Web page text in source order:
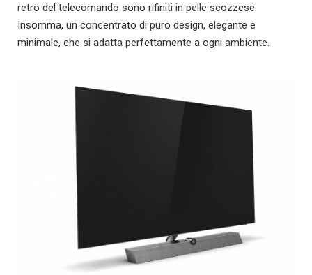
retro del telecomando sono rifiniti in pelle scozzese.
Insomma, un concentrato di puro design, elegante e
minimale, che si adatta perfettamente a ogni ambiente.